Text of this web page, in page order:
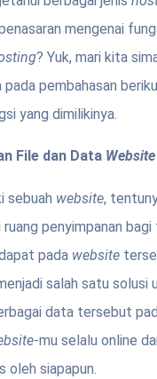
mengenai
? Yuk, mari kita
pada pembahasan
yang dimilikinya.
File dan Data Website
sebuah website,
penyimpanan bagi
pada website
salah satu solusi
data tersebut
-mu selalu online
oleh siapapun.